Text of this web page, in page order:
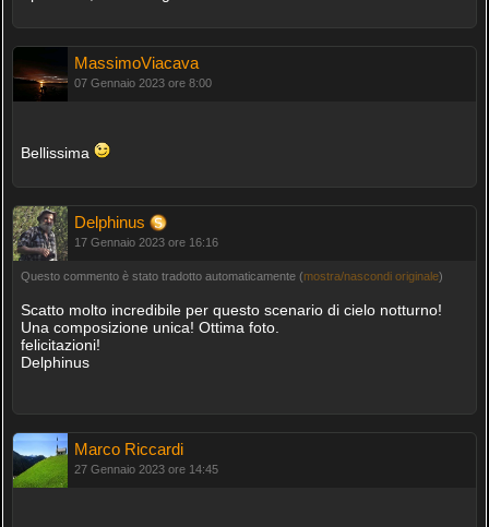
MassimoViacava
07 Gennaio 2023 ore 8:00
Bellissima
Delphinus
17 Gennaio 2023 ore 16:16
Questo commento è stato tradotto automaticamente (mostra/nascondi originale)
Scatto molto incredibile per questo scenario di cielo notturno!
Una composizione unica! Ottima foto.
felicitazioni!
Delphinus
Marco Riccardi
27 Gennaio 2023 ore 14:45